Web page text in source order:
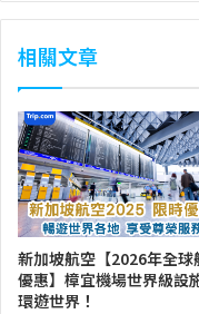
相關文章
新加坡航空【2026年全球
優惠】樟宜機場世界級設
環遊世界！